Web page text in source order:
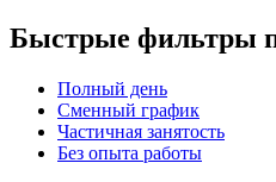
Быстрые фильтры
Полный день
Сменный график
Частичная занятость
Без опыта работы